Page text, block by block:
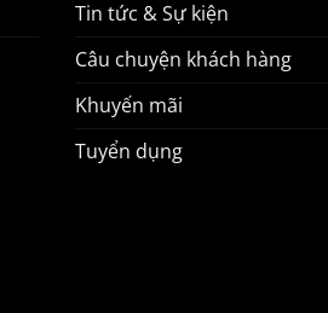
Tin tức & Sự kiện
Câu chuyện khách hàng
Khuyến mãi
Tuyển dụng